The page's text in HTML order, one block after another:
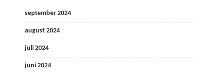
september 2024
august 2024
juli 2024
juni 2024